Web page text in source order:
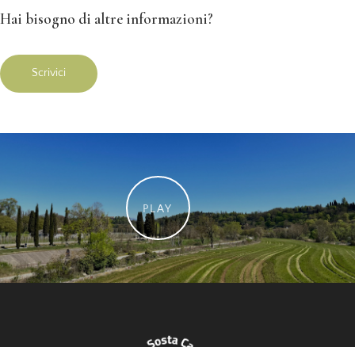
Hai bisogno di altre informazioni?
Scrivici
PLAY